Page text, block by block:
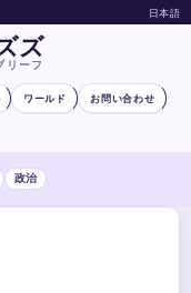
日本語
ズ
リーフ
ワールド お問い合わせ
政治